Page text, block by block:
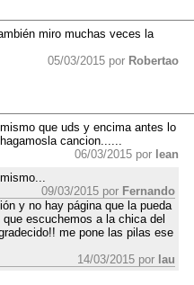
miro muchas veces la
05/03/2015 por Robertao
que uds y encima antes lo
cancion......
06/03/2015 por lean
09/03/2015 por Fernando
y no hay página que la pueda
escuchemos a la chica del
me pone las pilas ese
14/03/2015 por lau